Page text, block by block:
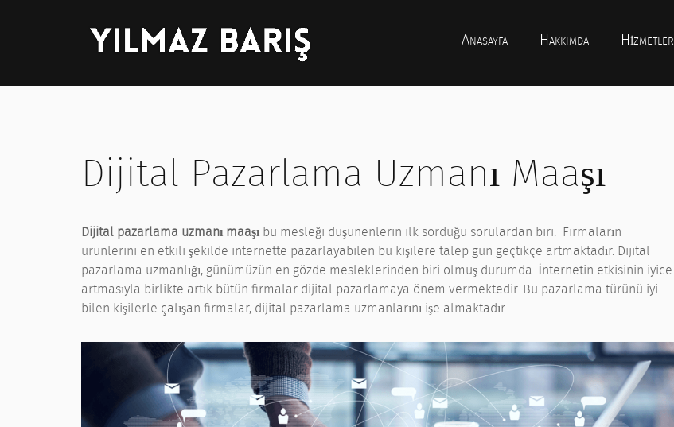
Anasayfa Hakkımda Hizmetler
Dijital Pazarlama Uzmanı Maaşı
Dijital pazarlama uzmanı maaşı bu mesleği düşünenlerin ilk sorduğu sorulardan biri. Firmaların
ürünlerini en etkili şekilde internette pazarlayabilen bu kişilere talep gün geçtikçe artmaktadır. Dijital
pazarlama uzmanlığı, günümüzün en gözde mesleklerinden biri olmuş durumda. İnternetin etkisinin iyice
artmasıyla birlikte artık bütün firmalar dijital pazarlamaya önem vermektedir. Bu pazarlama türünü iyi
bilen kişilerle çalışan firmalar, dijital pazarlama uzmanlarını işe almaktadır.